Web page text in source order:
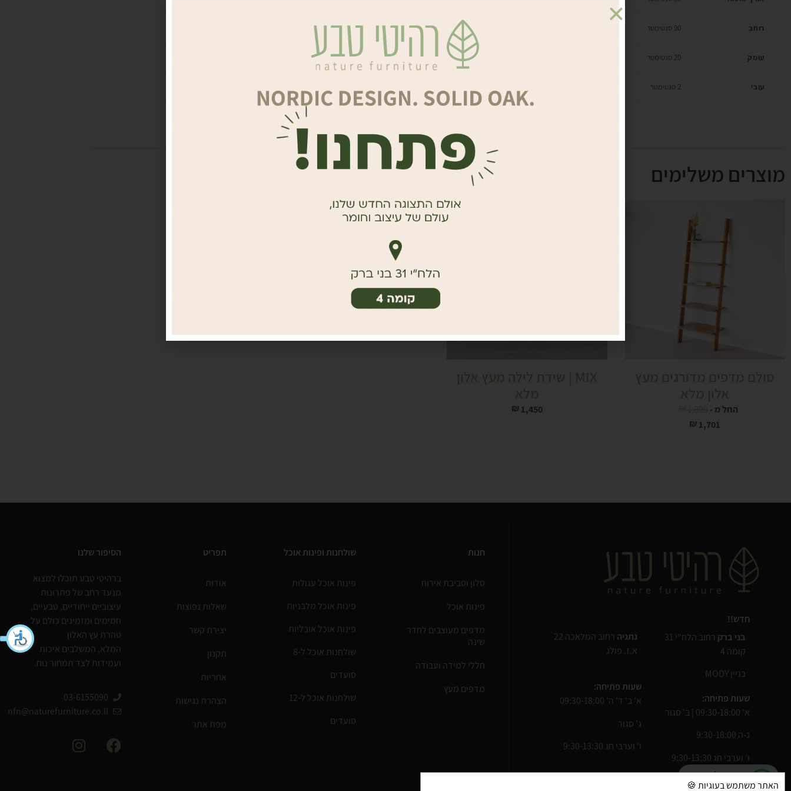
רוחב 90 סנטימטר
עומק 20 סנטימטר
עובי 2 סנטימטר
מוצרים משלימים
סולם מדפים מדורגים מעץ
אלון מלא
החל מ -
₪1,701
MIX | שידת לילה מעץ אלון
מלא
₪1,450
יש שאלה?
חדש!!
בני ברק
רחוב הלח"י 31
קומה 4
בניין MODY
שעות פתיחה:
א' 09:30-18:00 | ב' סגור
ג-ה 9:30-18:00
ו' וערבי חג 9:30-13:30
נתניה
רחוב המלאכה 22
א.ז. פולג
שעות פתיחה:
א' ב' ד' ה' 09:30-18:00
ג' סגור
ו' וערבי חג 9:30-13:30
חנות
סלון וסביבת אירוח
פינות אוכל
מדפים מעוצבים לחדר
שינה
חללי למידה ועבודה
מדפים מעץ
שולחנות ופינות אוכל
פינות אוכל עגולות
פינות אוכל מלבניות
פינות אוכל אובליות
שולחנות אוכל ל-8
סועדים
שולחנות אוכל ל-12
סועדים
תפריט
אודות
שאלות נפוצות
יצירת קשר
תקנון
אחריות
הצהרת נגישות
מפת אתר
הסיפור שלנו
ברהיטי טבע תוכלו למצוא
מנעד רחב של פתרונות
עיצוביים ייחודיים, טבעיים,
חמימים ומזמינים כולם על
טהרת עץ האלון
המלא, המשלבים איכות
ועמידות לצד תמחור נוח.
03-6155090
nfn@naturefurniture.co.il
האתר משתמש בעוגיות 🍪